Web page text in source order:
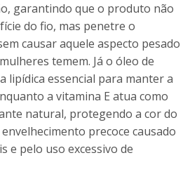
garantindo que o produto não
do fio, mas penetre o
causar aquele aspecto pesado
temem. Já o óleo de
lipídica essencial para manter a
a vitamina E atua como
natural, protegendo a cor do
precoce causado
e pelo uso excessivo de